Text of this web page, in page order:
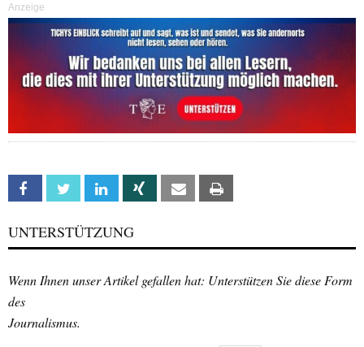
Anzeige
Facebook Twitter Linkedin Xing Email
UNTERSTÜTZUNG
Wenn Ihnen unser Artikel gefallen hat: Unterstützen Sie diese Form
des
Journalismus.